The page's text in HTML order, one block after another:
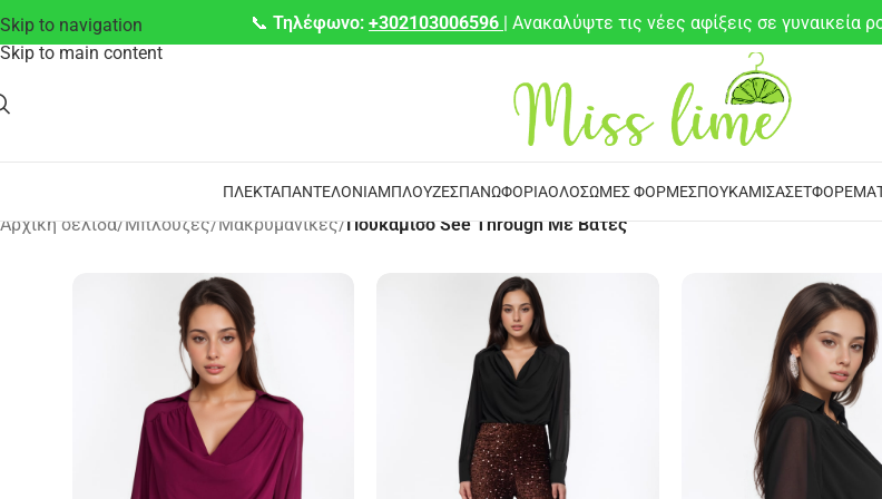
Skip to navigation
Skip to main content
📞 Τηλέφωνο: +302103006596 | Ανακαλύψτε τις νέες αφίξεις σε γυναικεία
ΠΛΕΚΤΆΠΑΝΤΕΛΌΝΙΑΜΠΛΟΎΖΕΣΠΑΝΩΦΌΡΙΑΟΛΌΣΩΜΕΣ ΦΌΡΜΕΣΠΟΥΚΆΜΙΣΑΣΕΤ
Αρχική σελίδα/Μπλούζες/Μακρυμάνικες/Πουκάμισο See Through Με Βάτες